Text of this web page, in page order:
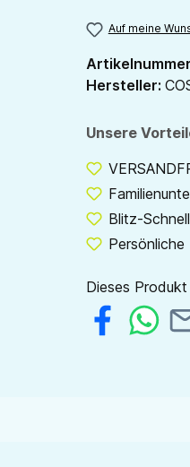
Auf meine
Hersteller:
Unsere
Blitz-
Dieses